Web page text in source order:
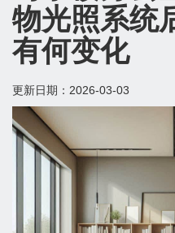
物光照系统
有何变化
更新日期： 2026-03-03